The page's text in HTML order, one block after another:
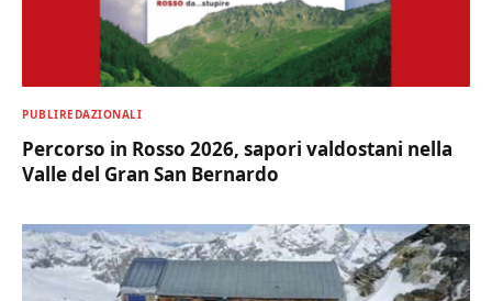
PUBLIREDAZIONALI
Percorso in Rosso 2026, sapori valdostani nella
Valle del Gran San Bernardo